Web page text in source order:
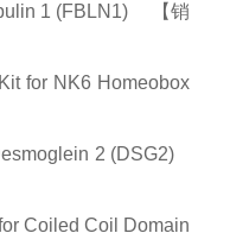
1 (FBLN1) 【销
for NK6 Homeobox
2 (DSG2)
Coiled Coil Domain